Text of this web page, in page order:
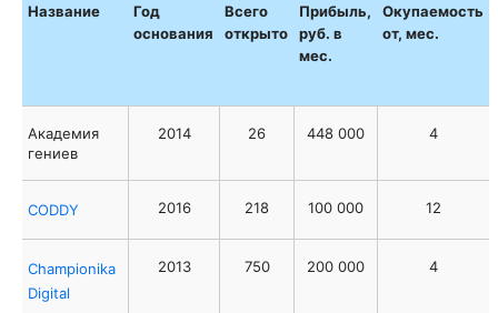
Название
Год
основания
Всего
открыто
Прибыль,
руб. в
мес.
Окупаемость
от, мес.
Академия
гениев
2014 26 448 000 4
CODDY 2016 218 100 000 12
Championika
Digital
2013 750 200 000 4